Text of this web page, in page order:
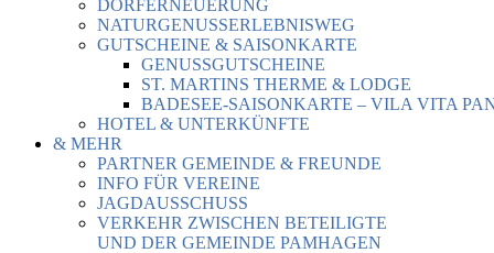
DORFERNEUERUNG
NATURGENUSSERLEBNISWEG
GUTSCHEINE & SAISONKARTE
GENUSSGUTSCHEINE
ST. MARTINS THERME & LODGE
BADESEE-SAISONKARTE – VILA VITA
HOTEL & UNTERKÜNFTE
& MEHR
PARTNER GEMEINDE & FREUNDE
INFO FÜR VEREINE
JAGDAUSSCHUSS
VERKEHR ZWISCHEN BETEILIGTE
UND DER GEMEINDE PAMHAGEN